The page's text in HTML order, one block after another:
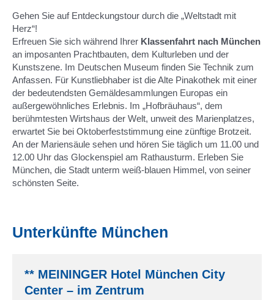
Gehen Sie auf Entdeckungstour durch die „Weltstadt mit
Herz“!
Erfreuen Sie sich während Ihrer Klassenfahrt nach München
an imposanten Prachtbauten, dem Kulturleben und der
Kunstszene. Im Deutschen Museum finden Sie Technik zum
Anfassen. Für Kunstliebhaber ist die Alte Pinakothek mit einer
der bedeutendsten Gemäldesammlungen Europas ein
außergewöhnliches Erlebnis. Im „Hofbräuhaus“, dem
berühmtesten Wirtshaus der Welt, unweit des Marienplatzes,
erwartet Sie bei Oktoberfeststimmung eine zünftige Brotzeit.
An der Mariensäule sehen und hören Sie täglich um 11.00 und
12.00 Uhr das Glockenspiel am Rathausturm. Erleben Sie
München, die Stadt unterm weiß-blauen Himmel, von seiner
schönsten Seite.
Unterkünfte München
** MEININGER Hotel München City
Center – im Zentrum